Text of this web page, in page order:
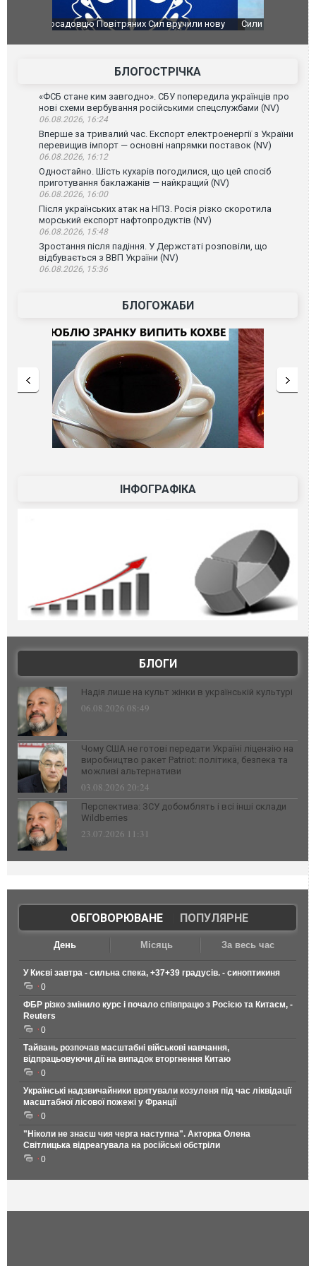
Сили оборони уразили Ярославський НПЗ:
атаку. ВІДЕО
Неймар
БЛОГОСТРІЧКА
«ФСБ стане ким завгодно». СБУ попередила українців про
нові схеми вербування російськими спецслужбами (NV)
06.08.2026, 16:24
Вперше за тривалий час. Експорт електроенергії з України
перевищив імпорт — основні напрямки поставок (NV)
06.08.2026, 16:12
Одностайно. Шість кухарів погодилися, що цей спосіб
приготування баклажанів — найкращий (NV)
06.08.2026, 16:00
Після українських атак на НПЗ. Росія різко скоротила
морський експорт нафтопродуктів (NV)
06.08.2026, 15:48
Зростання після падіння. У Держстаті розповіли, що
відбувається з ВВП України (NV)
06.08.2026, 15:36
БЛОГОЖАБИ
ІНФОГРАФІКА
БЛОГИ
Надія лише на культ жінки в українській культурі
06.08.2026 08:49
Чому США не готові передати Україні ліцензію на
виробництво ракет Patriot: політика, безпека та
можливі альтернативи
03.08.2026 20:24
Перспектива: ЗСУ добомблять і всі інші склади
Wildberries
23.07.2026 11:31
ОБГОВОРЮВАНЕ| ПОПУЛЯРНЕ
День Місяць За весь час
У Києві завтра - сильна спека, +37+39 градусів. - синоптикиня
0
ФБР різко змінило курс і почало співпрацю з Росією та Китаєм, -
Reuters
0
Тайвань розпочав масштабні військові навчання,
відпрацьовуючи дії на випадок вторгнення Китаю
0
Українські надзвичайники врятували козуленя під час ліквідації
масштабної лісової пожежі у Франції
0
"Ніколи не знаєш чия черга наступна". Акторка Олена
Світлицька відреагувала на російські обстріли
0